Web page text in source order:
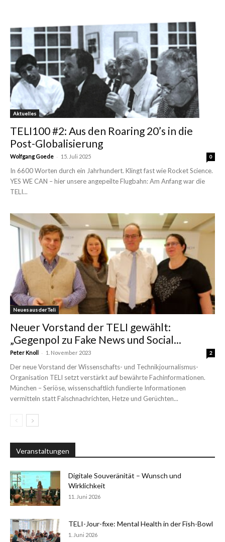
Aktuelles
TELI100 #2: Aus den Roaring 20’s in die
Post-Globalisierung
Wolfgang Goede - 15. Juli 2025 0
In 6600 Worten durch ein Jahrhundert. Klingt fast wie Rocket Science.
YES WE CAN – hier unsere angepeilte Flugbahn: Am Anfang war die
TELI...
Neues aus der Teli
Neuer Vorstand der TELI gewählt:
„Gegenpol zu Fake News und Social...
Peter Knoll - 1. November 2023 2
Der neue Vorstand der Wissenschafts- und Technikjournalismus-
Organisation TELI setzt verstärkt auf bewährte Fachinformationen.
München – Seriöse, wissenschaftlich fundierte Informationen
vermitteln statt Falschnachrichten, Hetze und Gerüchten...
Veranstaltungen
Digitale Souveränität – Wunsch und
Wirklichkeit
11. Juni 2026
TELI-Jour-fixe: Mental Health in der Fish-Bowl
1. Juni 2026